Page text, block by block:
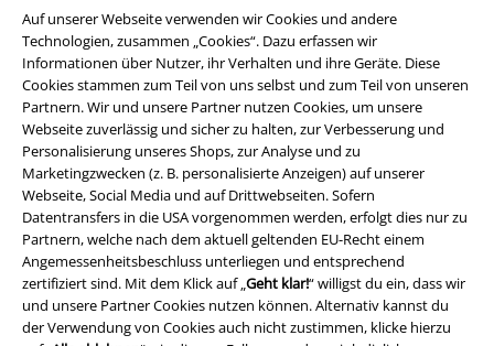
Auf unserer Webseite verwenden wir Cookies und andere
Technologien, zusammen „Cookies“. Dazu erfassen wir
Informationen über Nutzer, ihr Verhalten und ihre Geräte. Diese
Cookies stammen zum Teil von uns selbst und zum Teil von unseren
Partnern. Wir und unsere Partner nutzen Cookies, um unsere
Webseite zuverlässig und sicher zu halten, zur Verbesserung und
Personalisierung unseres Shops, zur Analyse und zu
Marketingzwecken (z. B. personalisierte Anzeigen) auf unserer
Webseite, Social Media und auf Drittwebseiten. Sofern
Datentransfers in die USA vorgenommen werden, erfolgt dies nur zu
Partnern, welche nach dem aktuell geltenden EU-Recht einem
Angemessenheitsbeschluss unterliegen und entsprechend
zertifiziert sind. Mit dem Klick auf „Geht klar!“ willigst du ein, dass wir
und unsere Partner Cookies nutzen können. Alternativ kannst du
der Verwendung von Cookies auch nicht zustimmen, klicke hierzu
EMP Events
Partnerprogramm
EMP Stores
Nachhaltigkeit
Jobs bei EMP